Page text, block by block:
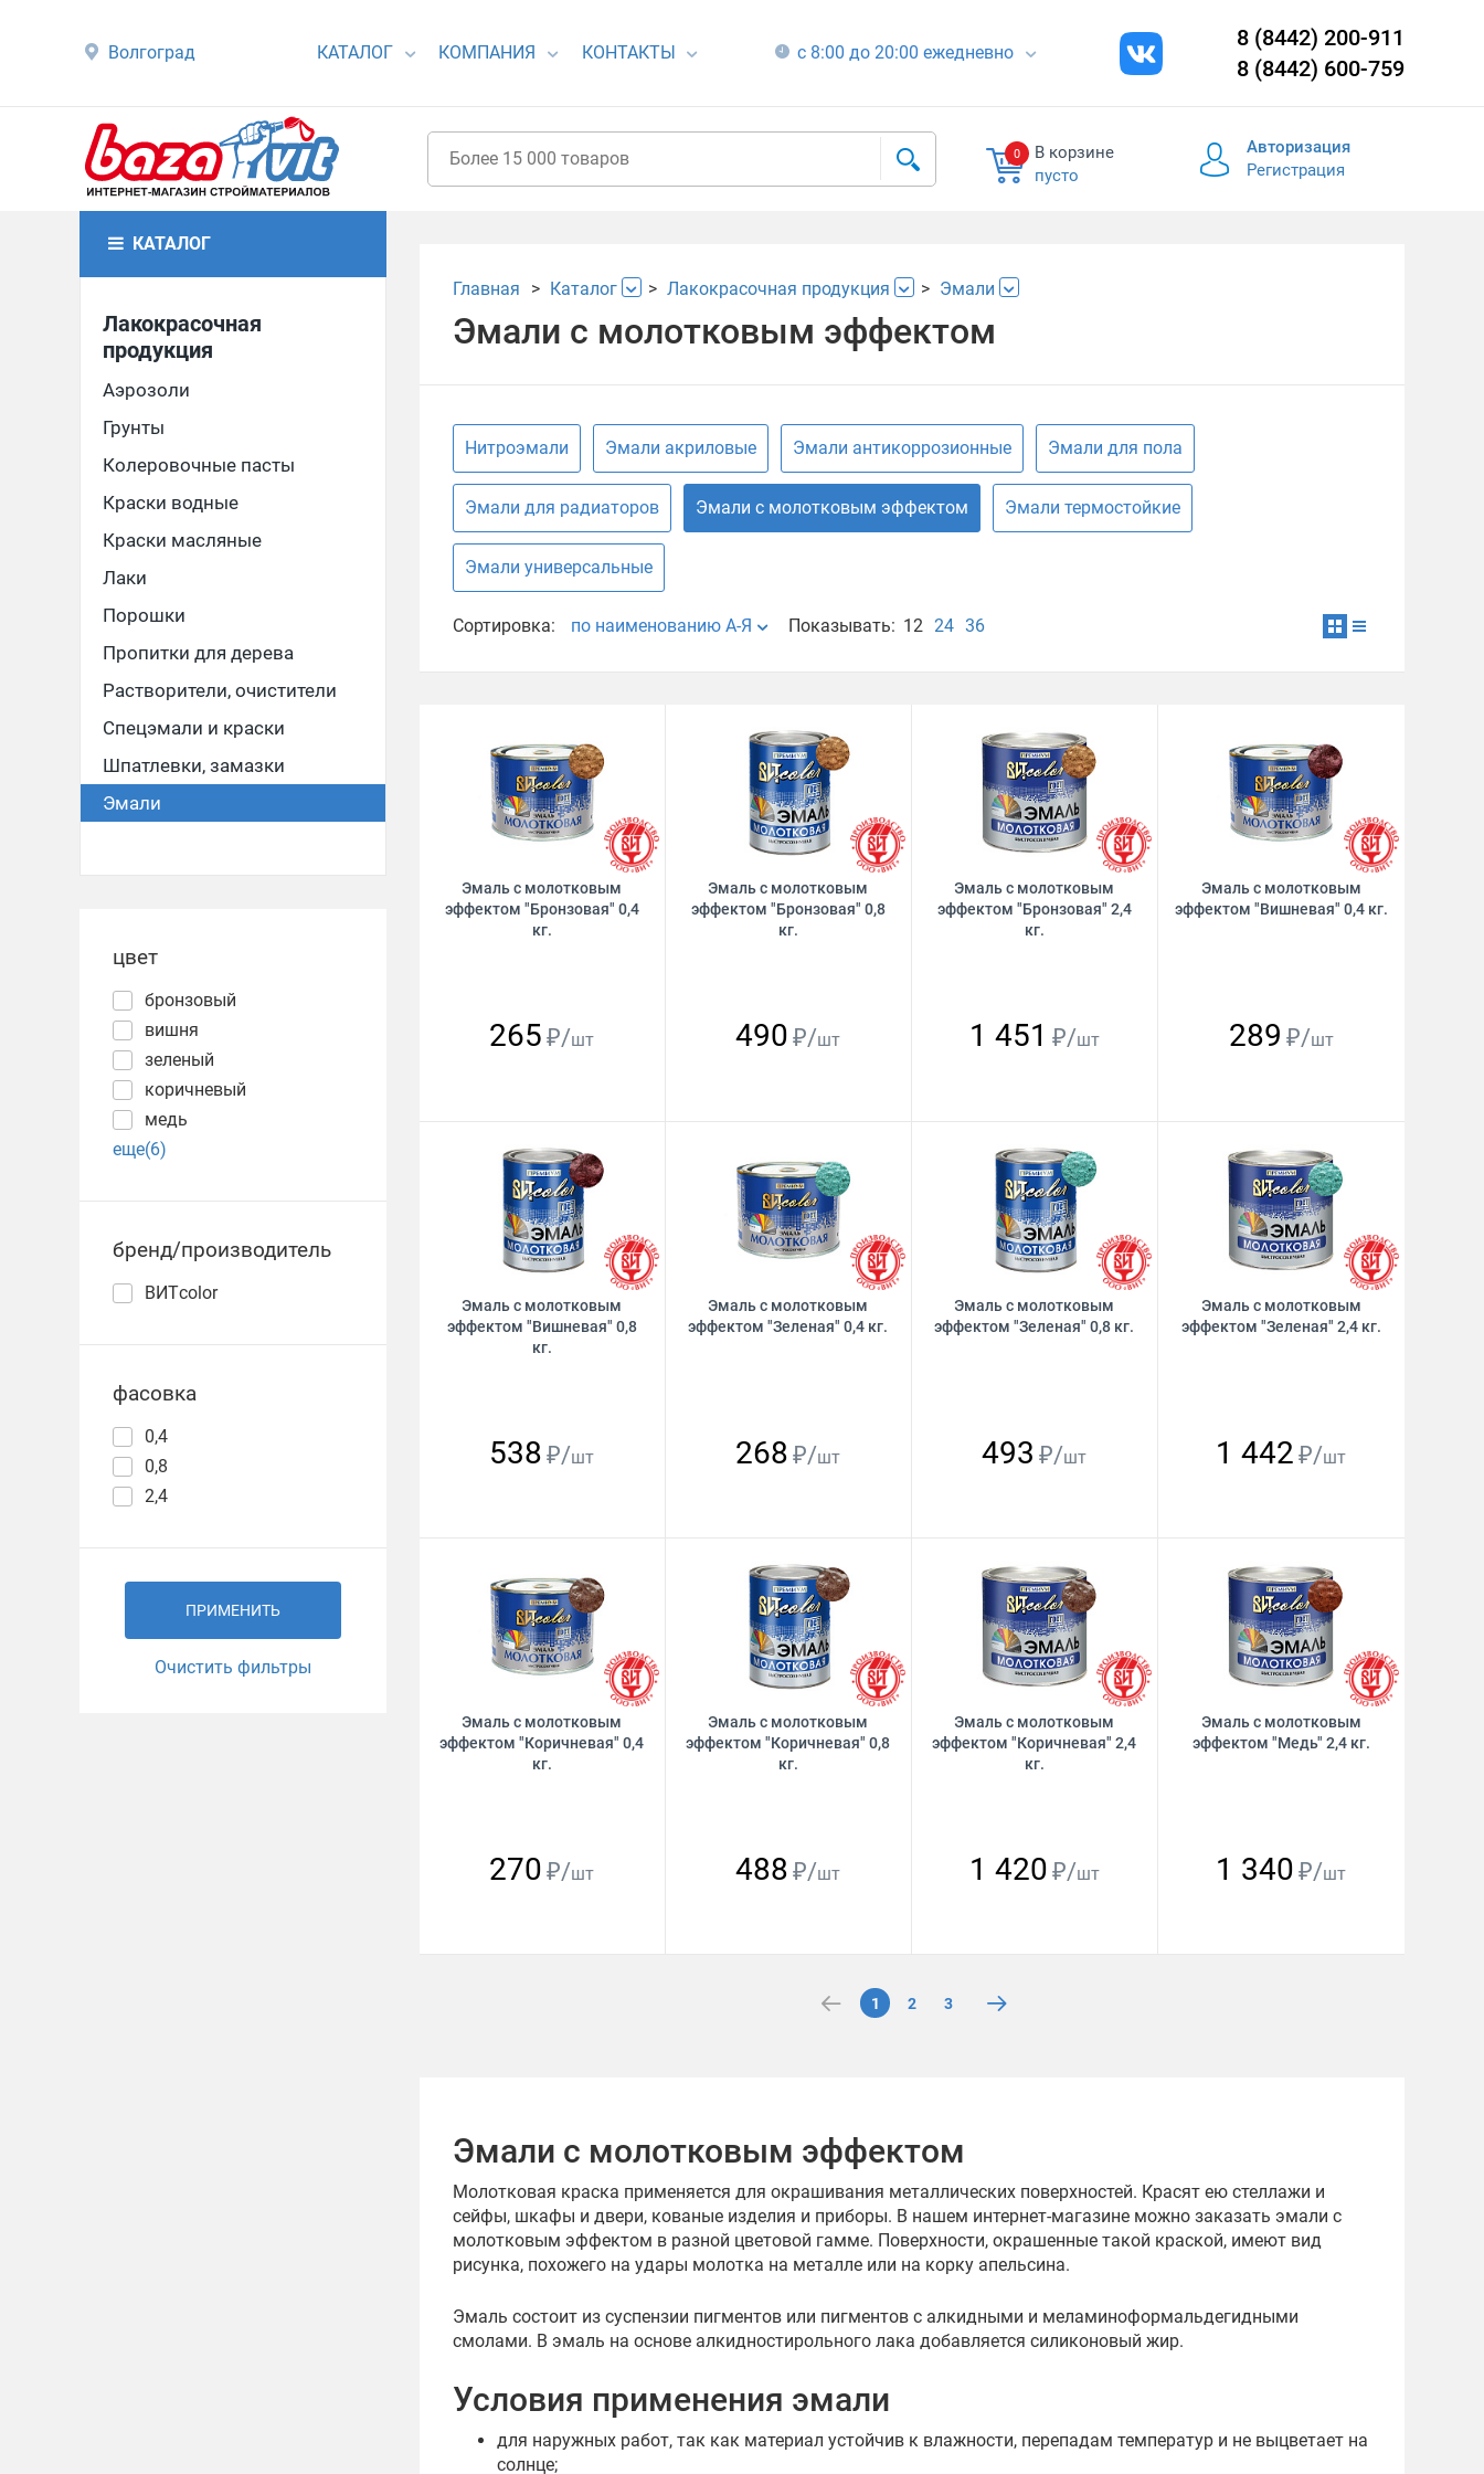
Волгоград КАТАЛОГ КОМПАНИЯ КОНТАКТЫ с 8:00 до 20:00 ежедневно
8 (8442) 200-911
8 (8442) 600-759
0
В корзине
пусто
Авторизация
Регистрация
КАТАЛОГ
Лакокрасочная
продукция
Аэрозоли
Грунты
Колеровочные пасты
Краски водные
Краски масляные
Лаки
Порошки
Пропитки для дерева
Растворители, очистители
Спецэмали и краски
Шпатлевки, замазки
Эмали
цвет
бронзовый
вишня
зеленый
коричневый
медь
еще(6)
бренд/производитель
ВИТcolor
фасовка
0,4
0,8
2,4
ПРИМЕНИТЬ
Очистить фильтры
Главная Каталог Лакокрасочная продукция Эмали
Эмали с молотковым эффектом
Нитроэмали Эмали акриловые Эмали антикоррозионные Эмали для пола
Эмали для радиаторов Эмали с молотковым эффектом Эмали термостойкие
Эмали универсальные
Сортировка: по наименованию А-Я Показывать: 12 24 36
Эмаль с молотковым
эффектом "Бронзовая" 0,4
кг.
265 ₽/шт
Эмаль с молотковым
эффектом "Бронзовая" 0,8
кг.
490 ₽/шт
Эмаль с молотковым
эффектом "Бронзовая" 2,4
кг.
1 451 ₽/шт
Эмаль с молотковым
эффектом "Вишневая" 0,4 кг.
289 ₽/шт
Эмаль с молотковым
эффектом "Вишневая" 0,8
кг.
538 ₽/шт
Эмаль с молотковым
эффектом "Зеленая" 0,4 кг.
268 ₽/шт
Эмаль с молотковым
эффектом "Зеленая" 0,8 кг.
493 ₽/шт
Эмаль с молотковым
эффектом "Зеленая" 2,4 кг.
1 442 ₽/шт
Эмаль с молотковым
эффектом "Коричневая" 0,4
кг.
270 ₽/шт
Эмаль с молотковым
эффектом "Коричневая" 0,8
кг.
488 ₽/шт
Эмаль с молотковым
эффектом "Коричневая" 2,4
кг.
1 420 ₽/шт
Эмаль с молотковым
эффектом "Медь" 2,4 кг.
1 340 ₽/шт
1 2 3
Эмали с молотковым эффектом
Молотковая краска применяется для окрашивания металлических поверхностей. Красят ею стеллажи и
сейфы, шкафы и двери, кованые изделия и приборы. В нашем интернет-магазине можно заказать эмали с
молотковым эффектом в разной цветовой гамме. Поверхности, окрашенные такой краской, имеют вид
рисунка, похожего на удары молотка на металле или на корку апельсина.
Эмаль состоит из суспензии пигментов или пигментов с алкидными и меламиноформальдегидными
смолами. В эмаль на основе алкидностирольного лака добавляется силиконовый жир.
Условия применения эмали
для наружных работ, так как материал устойчив к влажности, перепадам температур и не выцветает на
солнце;